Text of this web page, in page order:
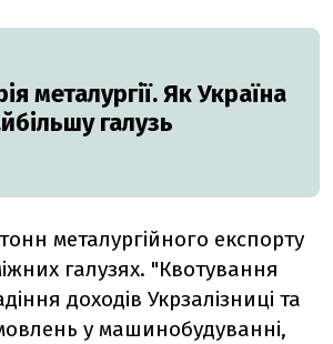
металургії. Як Україна
галузь
металургійного експорту
галузях. "Квотування
доходів Укрзалізниці та
у машинобудуванні,